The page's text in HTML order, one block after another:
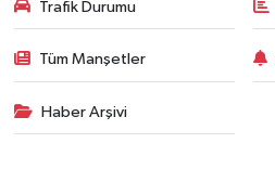
Trafik Durumu
Tüm Manşetler
Haber Arşivi